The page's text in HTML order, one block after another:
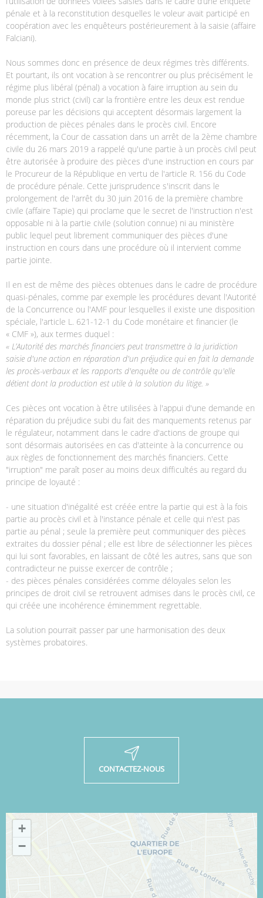
pénale et à la reconstitution desquelles le voleur avait participé en
coopération avec les enquêteurs postérieurement à la saisie (affaire
Falciani).
Nous sommes donc en présence de deux régimes très différents.
Et pourtant, ils ont vocation à se rencontrer ou plus précisément le
régime plus libéral (pénal) a vocation à faire irruption au sein du
monde plus strict (civil) car la frontière entre les deux est rendue
poreuse par les décisions qui acceptent désormais largement la
production de pièces pénales dans le procès civil. Encore
récemment, la Cour de cassation dans un arrêt de la 2ème chambre
civile du 26 mars 2019 a rappelé qu'une partie à un procès civil peut
être autorisée à produire des pièces d'une instruction en cours par
le Procureur de la République en vertu de l'article R. 156 du Code
de procédure pénale. Cette jurisprudence s'inscrit dans le
prolongement de l'arrêt du 30 juin 2016 de la première chambre
civile (affaire Tapie) qui proclame que le secret de l'instruction n'est
opposable ni à la partie civile (solution connue) ni au ministère
public lequel peut librement communiquer des pièces d'une
instruction en cours dans une procédure où il intervient comme
partie jointe.
Il en est de même des pièces obtenues dans le cadre de procédure
quasi-pénales, comme par exemple les procédures devant l'Autorité
de la Concurrence ou l'AMF pour lesquelles il existe une disposition
spéciale, l'article L. 621-12-1 du Code monétaire et financier (le
« CMF »), aux termes duquel :
« L’Autorité des marchés financiers peut transmettre à la juridiction
saisie d'une action en réparation d'un préjudice qui en fait la demande
les procès-verbaux et les rapports d'enquête ou de contrôle qu'elle
détient dont la production est utile à la solution du litige. »
Ces pièces ont vocation à être utilisées à l'appui d'une demande en
réparation du préjudice subi du fait des manquements retenus par
le régulateur, notamment dans le cadre d'actions de groupe qui
sont désormais autorisées en cas d'atteinte à la concurrence ou
aux règles de fonctionnement des marchés financiers. Cette
"irruption" me paraît poser au moins deux difficultés au regard du
principe de loyauté :
- une situation d'inégalité est créée entre la partie qui est à la fois
partie au procès civil et à l'instance pénale et celle qui n'est pas
partie au pénal ; seule la première peut communiquer des pièces
extraites du dossier pénal ; elle est libre de sélectionner les pièces
qui lui sont favorables, en laissant de côté les autres, sans que son
contradicteur ne puisse exercer de contrôle ;
- des pièces pénales considérées comme déloyales selon les
principes de droit civil se retrouvent admises dans le procès civil, ce
qui créée une incohérence éminemment regrettable.
La solution pourrait passer par une harmonisation des deux
systèmes probatoires.
CONTACTEZ-NOUS
+
−